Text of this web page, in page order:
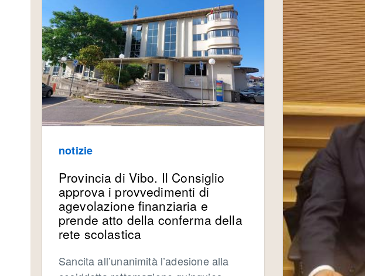
notizie
Provincia di Vibo. Il Consiglio
approva i provvedimenti di
agevolazione finanziaria e
prende atto della conferma della
rete scolastica
Sancita all’unanimità l’adesione alla